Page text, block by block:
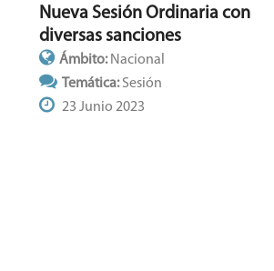
Nueva Sesión Ordinaria con
diversas sanciones
Ámbito: Nacional
Temática:Sesión
23 Junio 2023